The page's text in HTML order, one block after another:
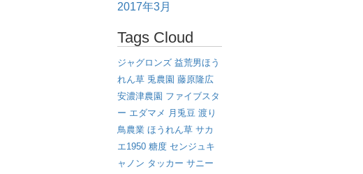
2017年3月
Tags Cloud
ジャグロンズ 益荒男ほう
れん草 兎農園 藤原隆広
安濃津農園 ファイブスタ
ー エダマメ 月兎豆 渡り
鳥農業 ほうれん草 サカ
エ1950 糖度 センジュキ
ャノン タッカー サニー